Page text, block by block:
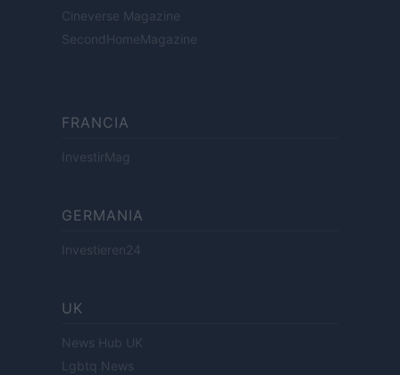
Cineverse Magazine
SecondHomeMagazine
FRANCIA
InvestirMag
GERMANIA
Investieren24
UK
News Hub UK
Lgbtq News